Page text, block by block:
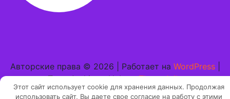
Авторские права © 2026 | Работает на WordPress
Тема Architect Hub отThemeArile
Этот сайт использует cookie для хранения данных. Продолжая
использовать сайт, Вы даете свое согласие на работу с этими